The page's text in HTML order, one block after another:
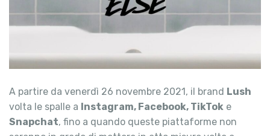
A partire da venerdì 26 novembre 2021, il brand Lush
volta le spalle a Instagram, Facebook, TikTok e
Snapchat, fino a quando queste piattaforme non